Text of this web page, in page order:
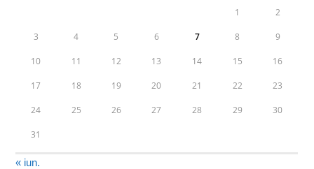
1 2
3 4 5 6 7 8 9
10 11 12 13 14 15 16
17 18 19 20 21 22 23
24 25 26 27 28 29 30
31
« iun.